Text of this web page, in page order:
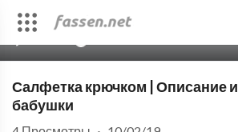
Салфетка крючком | Описание
бабушки